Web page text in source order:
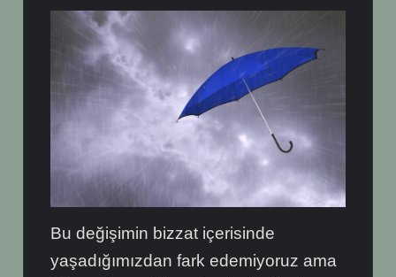
Bu değişimin bizzat içerisinde
yaşadığımızdan fark edemiyoruz ama